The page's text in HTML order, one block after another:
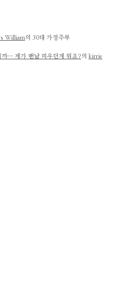
William의 30대 가정주부
… 제가 맨날 피우던게 뭐죠?의 kirrie